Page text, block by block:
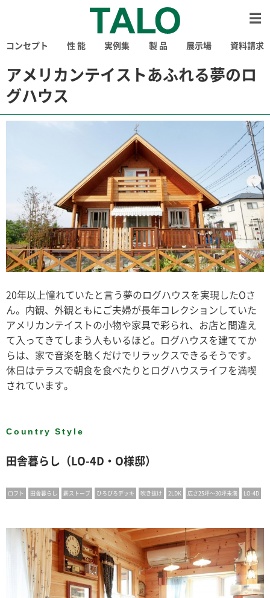
コンセプト 性 能 実例集 製 品 展示場 資料請求
アメリカンテイストあふれる夢のロ
グハウス
20年以上憧れていたと言う夢のログハウスを実現したOさ
ん。内観、外観ともにご夫婦が長年コレクションしていた
アメリカンテイストの小物や家具で彩られ、お店と間違え
て入ってきてしまう人もいるほど。ログハウスを建ててか
らは、家で音楽を聴くだけでリラックスできるそうです。
休日はテラスで朝食を食べたりとログハウスライフを満喫
されています。
Country Style
田舎暮らし（LO-4D・O様邸）
ロフト 田舎暮らし 薪ストーブ ひろびろデッキ 吹き抜け 2LDK 広さ25坪〜30坪未満 LO-4D